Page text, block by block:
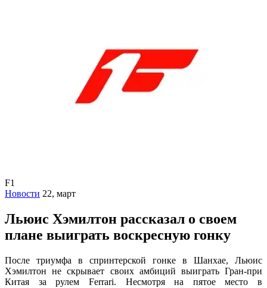
F1
Новости 22, март
Льюис Хэмилтон рассказал о своем
плане выиграть воскресную гонку
После триумфа в спринтерской гонке в Шанхае, Льюис
Хэмилтон не скрывает своих амбиций выиграть Гран-при
Китая за рулем Ferrari. Несмотря на пятое место в